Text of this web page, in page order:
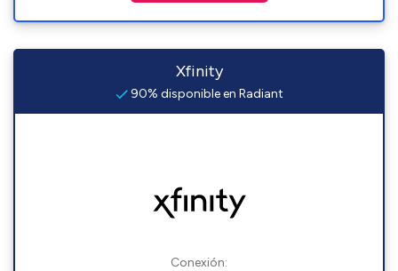
Xfinity
90% disponible en Radiant
Conexión: